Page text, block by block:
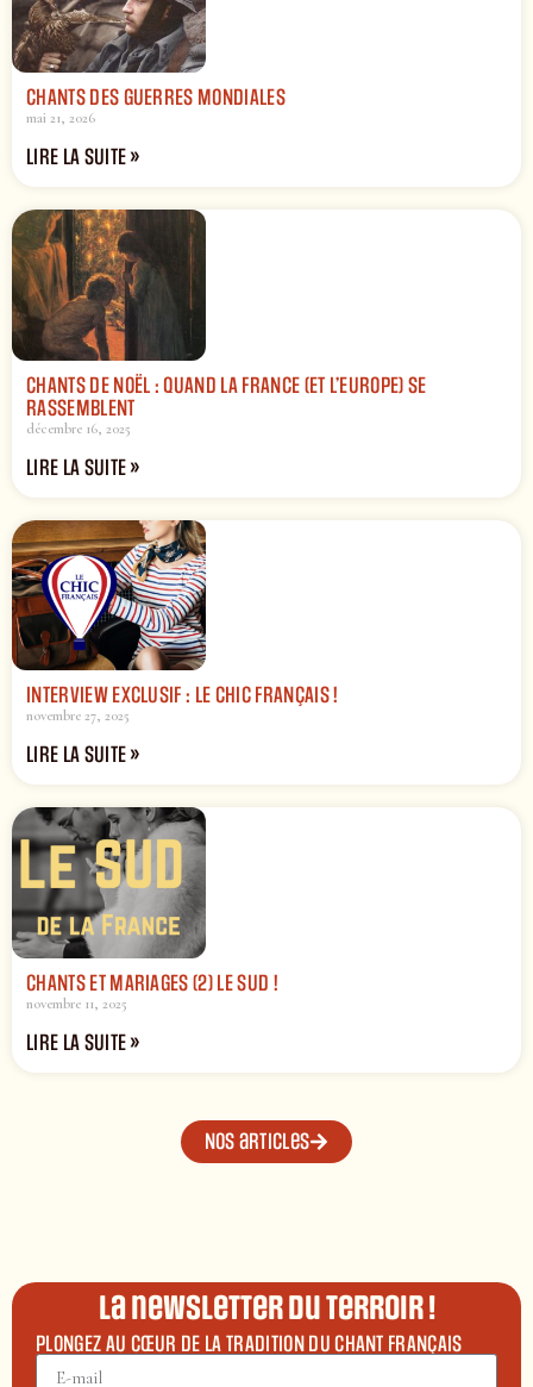
CHANTS DES GUERRES MONDIALES
mai 21, 2026
LIRE LA SUITE »
CHANTS DE NOËL : QUAND LA FRANCE (ET L’EUROPE) SE
RASSEMBLENT
décembre 16, 2025
LIRE LA SUITE »
INTERVIEW EXCLUSIF : LE CHIC FRANÇAIS !
novembre 27, 2025
LIRE LA SUITE »
CHANTS ET MARIAGES (2) LE SUD !
novembre 11, 2025
LIRE LA SUITE »
Nos articles
La newsletter du terroir !
PLONGEZ AU CŒUR DE LA TRADITION DU CHANT FRANÇAIS